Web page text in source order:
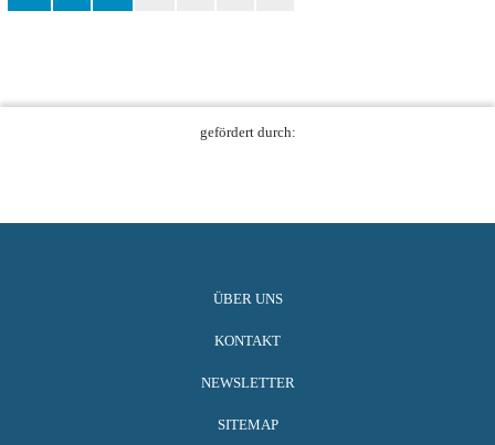
gefördert durch:
ÜBER UNS
KONTAKT
NEWSLETTER
SITEMAP